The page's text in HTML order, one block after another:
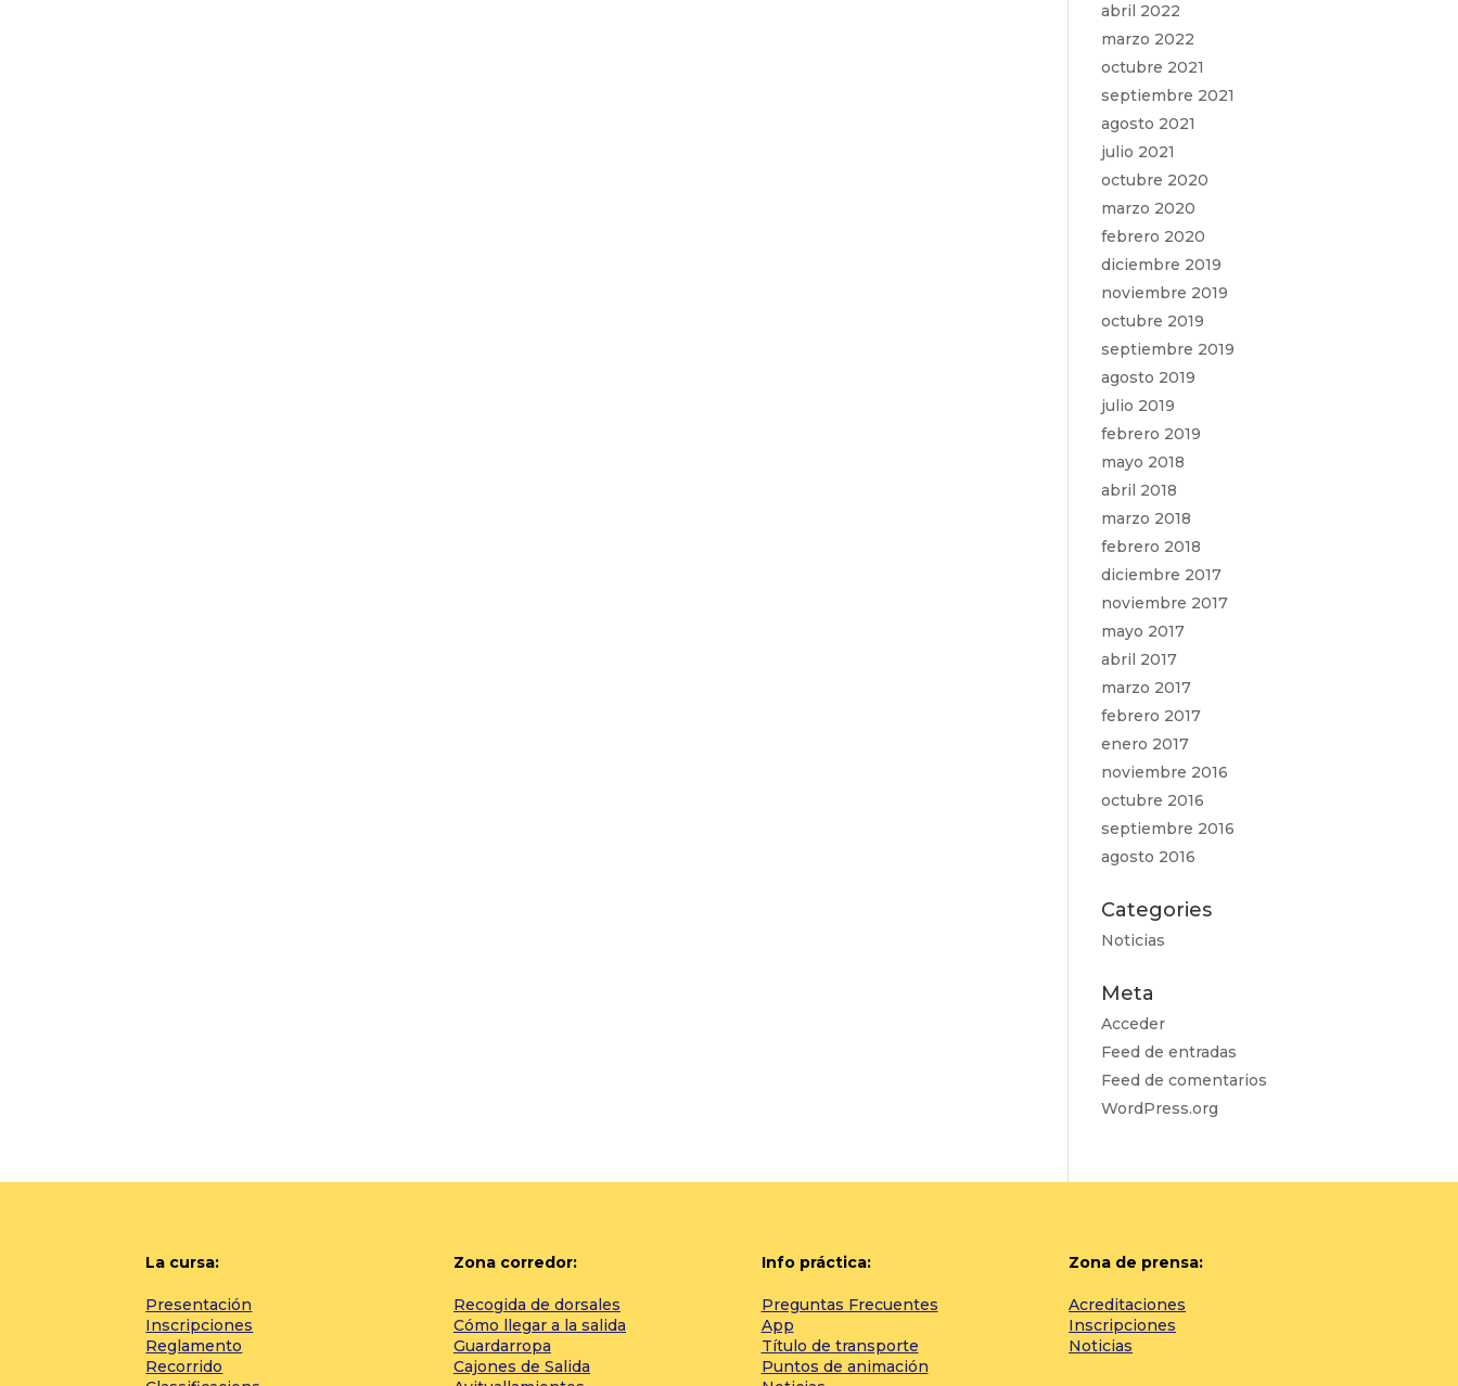
abril 2022
marzo 2022
octubre 2021
septiembre 2021
agosto 2021
julio 2021
octubre 2020
marzo 2020
febrero 2020
diciembre 2019
noviembre 2019
octubre 2019
septiembre 2019
agosto 2019
julio 2019
febrero 2019
mayo 2018
abril 2018
marzo 2018
febrero 2018
diciembre 2017
noviembre 2017
mayo 2017
abril 2017
marzo 2017
febrero 2017
enero 2017
noviembre 2016
octubre 2016
septiembre 2016
agosto 2016
Categories
Noticias
Meta
Acceder
Feed de entradas
Feed de comentarios
WordPress.org
La cursa:
Presentación
Inscripciones
Reglamento
Recorrido
Zona corredor:
Recogida de dorsales
Cómo llegar a la salida
Guardarropa
Cajones de Salida
Info práctica:
Preguntas Frecuentes
App
Título de transporte
Puntos de animación
Zona de prensa:
Acreditaciones
Inscripciones
Noticias